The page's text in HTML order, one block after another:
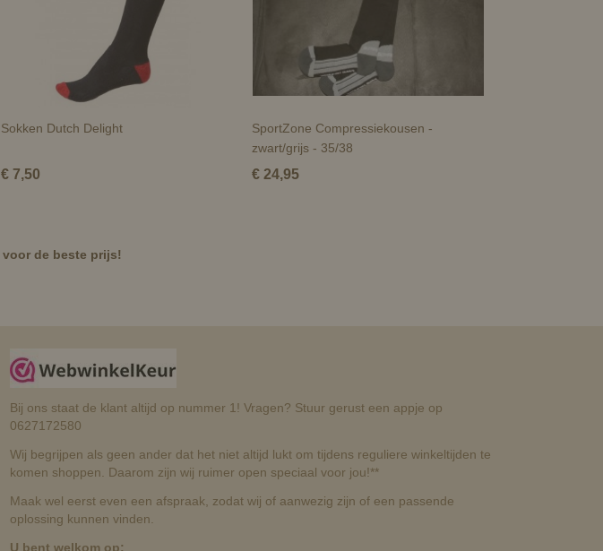
Sokken Dutch Delight
€ 7,50
SportZone Compressiekousen -
zwart/grijs - 35/38
€ 24,95
de beste prijs!
Bij ons staat de klant altijd op nummer 1! Vragen? Stuur gerust een appje op
0627172580
Wij begrijpen als geen ander dat het niet altijd lukt om tijdens reguliere winkeltijden te
komen shoppen. Daarom zijn wij ruimer open speciaal voor jou!**
Maak wel eerst even een afspraak, zodat wij of aanwezig zijn of een passende
oplossing kunnen vinden.
U bent welkom op: